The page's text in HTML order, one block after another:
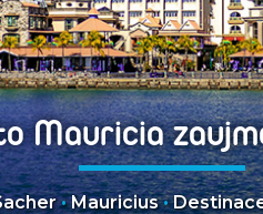
Mauricia
•Mauricius•